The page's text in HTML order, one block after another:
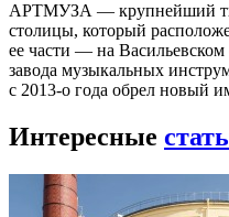
АРТМУЗА — крупнейший
столицы, который
ее части — на
завода музыкальных
с 2013-о года обрел новый
Интересные